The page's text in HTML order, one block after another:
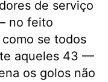
de serviço
no feito
se todos
aqueles 43 —
os golos não